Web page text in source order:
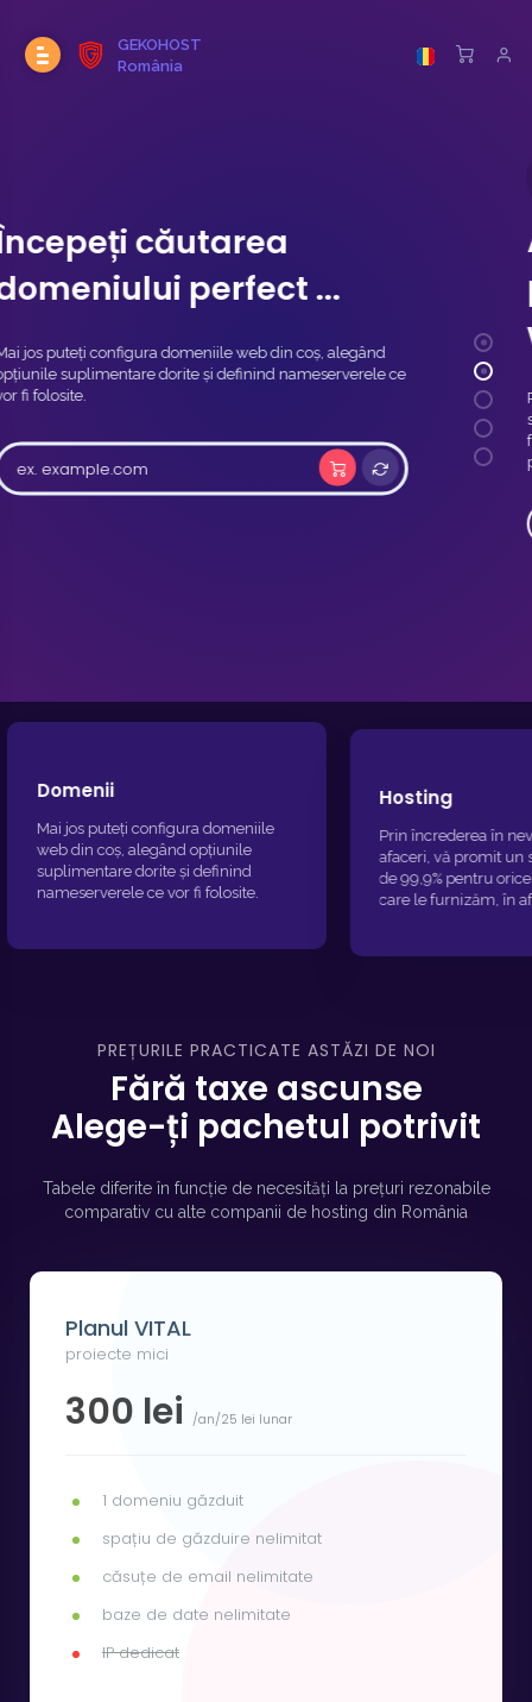
GEKOHOST
România
Alegeți dintr-o gamă de
pachete de gazduire
Prin încrederea în nevoile dvs. de afaceri, vă promit un
furnizăm, în afara oricărei activități de întreținere standard
pe care o putem furniza.
domeniile
Prin încrederea în nevoile dvs. de
afaceri, vă promit un serviciu uptime
de 99,9% pentru orice servicii pe
care le furnizăm, în afara oricărei
PREȚURILE PRACTICATE ASTĂZI DE NOI
Fără taxe ascunse
Alege-ți pachetul potrivit
Tabele diferite în funcție de necesități la prețuri rezonabile
comparativ cu alte companii de hosting din România
Planul VITAL
proiecte mici
300 lei /an/25 lei lunar
1 domeniu găzduit
spațiu de găzduire nelimitat
căsuțe de email nelimitate
baze de date nelimitate
IP dedicat